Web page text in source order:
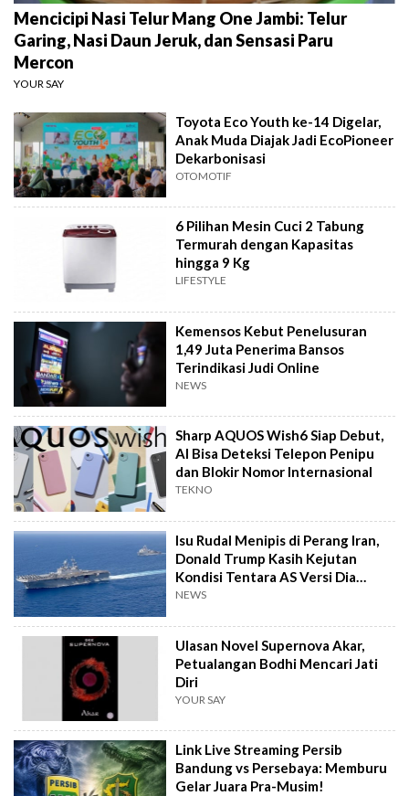
Mencicipi Nasi Telur Mang One Jambi: Telur
Garing, Nasi Daun Jeruk, dan Sensasi Paru
Mercon
YOUR SAY
Toyota Eco Youth ke-14 Digelar,
Anak Muda Diajak Jadi EcoPioneer
Dekarbonisasi
OTOMOTIF
6 Pilihan Mesin Cuci 2 Tabung
Termurah dengan Kapasitas
hingga 9 Kg
LIFESTYLE
Kemensos Kebut Penelusuran
1,49 Juta Penerima Bansos
Terindikasi Judi Online
NEWS
Sharp AQUOS Wish6 Siap Debut,
AI Bisa Deteksi Telepon Penipu
dan Blokir Nomor Internasional
TEKNO
Isu Rudal Menipis di Perang Iran,
Donald Trump Kasih Kejutan
Kondisi Tentara AS Versi Dia
Sendiri
NEWS
Ulasan Novel Supernova Akar,
Petualangan Bodhi Mencari Jati
Diri
YOUR SAY
Link Live Streaming Persib
Bandung vs Persebaya: Memburu
Gelar Juara Pra-Musim!